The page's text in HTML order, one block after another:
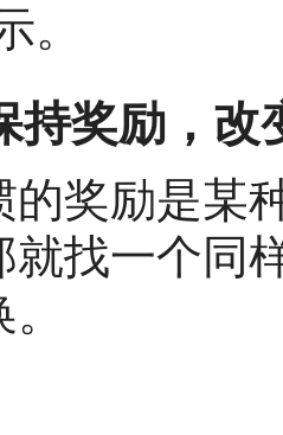
。
持奖励，改
的奖励是某
就找一个同